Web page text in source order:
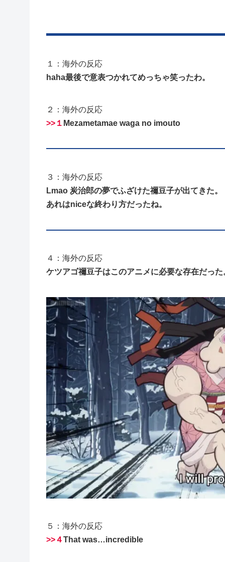
１：海外の反応
haha最後で意表つかれてめっちゃ笑ったわ。
２：海外の反応
>>１ Mezametamae waga no imouto
３：海外の反応
Lmao 炭治郎の夢でふざけた禰豆子が出てきた。
あれはniceな終わり方だったね。
４：海外の反応
ケツアゴ禰豆子はこのアニメに必要な存在だっ
５：海外の反応
>>４That was…incredible